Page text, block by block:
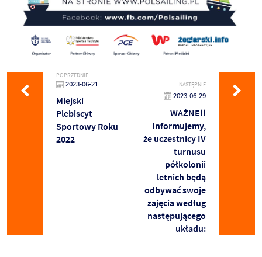
POPRZEDNIE
2023-06-21
Miejski
Plebiscyt
Sportowy Roku
2022
NASTĘPNIE
2023-06-29
WAŻNE!!
Informujemy,
że uczestnicy IV
turnusu
półkolonii
letnich będą
odbywać swoje
zajęcia według
następującego
układu: